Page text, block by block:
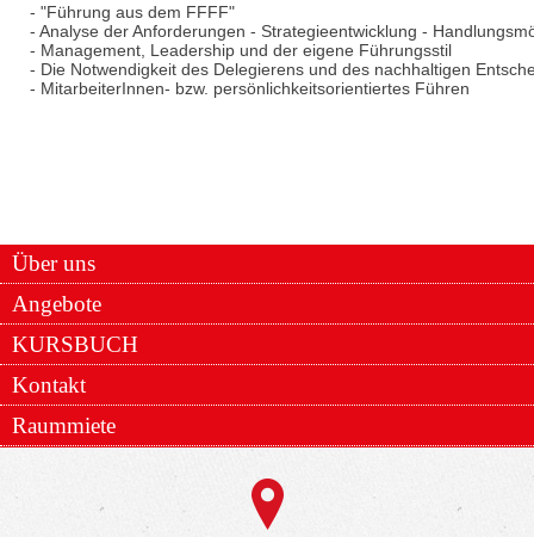
- "Führung aus dem FFFF"
- Analyse der Anforderungen - Strategieentwicklung -
- Management, Leadership und der eigene Führungsstil
- Die Notwendigkeit des Delegierens und des nachhaltigen
- MitarbeiterInnen- bzw. persönlichkeitsorientiertes Führen
Über uns
Angebote
KURSBUCH
Kontakt
Raummiete